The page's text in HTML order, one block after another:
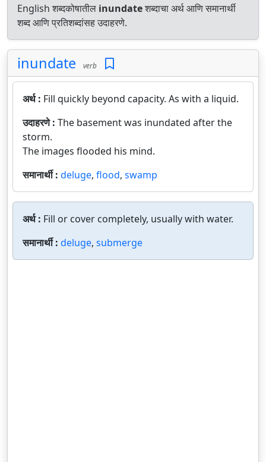
English शब्दकोषातील inundateशब्दाचा अर्थ आणि समानार्थी
शब्द आणि प्रतिशब्दांसह उदाहरणे.
inundate verb
अर्थ : Fill quickly beyond capacity. As with a liquid.
उदाहरणे : The basement was inundated after the
storm.
The images flooded his mind.
समानार्थी : deluge, flood, swamp
अर्थ : Fill or cover completely, usually with water.
समानार्थी : deluge, submerge